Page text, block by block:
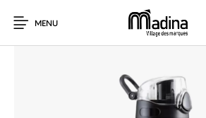
MENU